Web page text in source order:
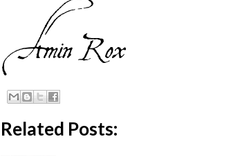
Related Posts: